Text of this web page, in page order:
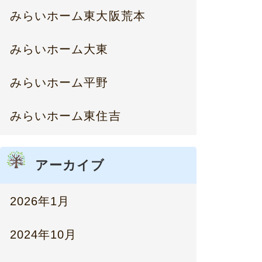
みらいホーム東大阪荒本
みらいホーム大東
みらいホーム平野
みらいホーム東住吉
アーカイブ
2026年1月
2024年10月